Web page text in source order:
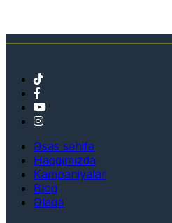
Əsas səhifə
Haqqımızda
Kampaniyalar
Blog
Əlaqə